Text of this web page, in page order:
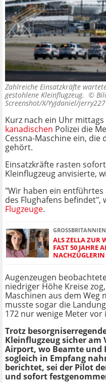
Zahlreiche Einsatzkräfte
gestohlene Kleinflugzeug. ©
Screenshot/X/YyJdaniel/
Kurz nach ein Uhr
kanadischen Polizei die
Cessna-Maschine ein, die
gehört.
Einsatzkräfte rasten
Kleinflugzeug anvisierte,
"Wir haben ein entführtes
des Flughafens
Flugzeuge.
GROSSBRITANNIEN
ALS ZELLA ZUR
FAST 50 JAHRE
NACHZÜGLERIN
Augenzeugen
niedriger Höhe Kreise
Maschinen aus dem Weg
musste sogar die
172 nur wenige Meter vor
Trotz
Kleinflugzeug sicher
Airport, wo Beamte und
sogleich in Empfang
berichtet, sei der Pilot
und sofort